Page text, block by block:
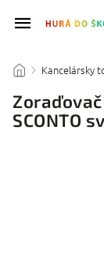
/ Kancelársky
SCONTO